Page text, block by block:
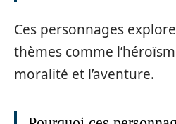
Ces personnages
thèmes comme
moralité et l’aventure.